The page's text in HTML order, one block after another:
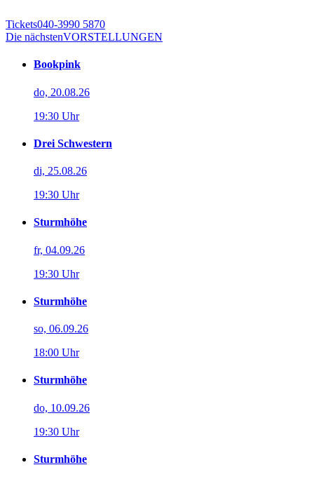
Tickets040-3990 5870
Die nächstenVORSTELLUNGEN
Bookpink
do, 20.08.26
19:30 Uhr
Drei Schwestern
di, 25.08.26
19:30 Uhr
Sturmhöhe
fr, 04.09.26
19:30 Uhr
Sturmhöhe
so, 06.09.26
18:00 Uhr
Sturmhöhe
do, 10.09.26
19:30 Uhr
Sturmhöhe